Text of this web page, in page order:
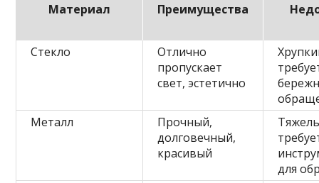
Материал Преимущества
Стекло
Отлично
пропускает
свет, эстетично
Металл
Прочный,
долговечный,
красивый
для